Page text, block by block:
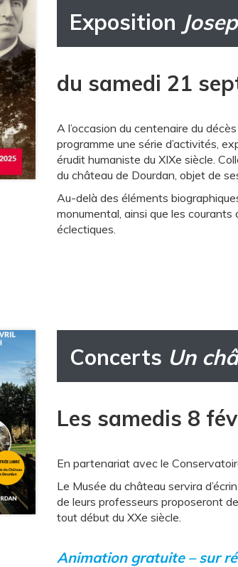
Exposition
du samedi 21
A l’occasion du centenaire du
programme une série d’activités,
érudit humaniste du XIXe siècle.
du château de Dourdan, objet de
Au-delà des éléments
monumental, ainsi que les
éclectiques.
Concerts Un
Les samedis 8
En partenariat avec le
Le Musée du château servira
de leurs professeurs proposeront
tout début du XXe siècle.
Animation gratuite – sur